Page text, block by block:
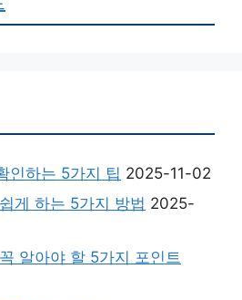
인하는 5가지 팁 2025-11-02
게 하는 5가지 방법 2025-
알아야 할 5가지 포인트